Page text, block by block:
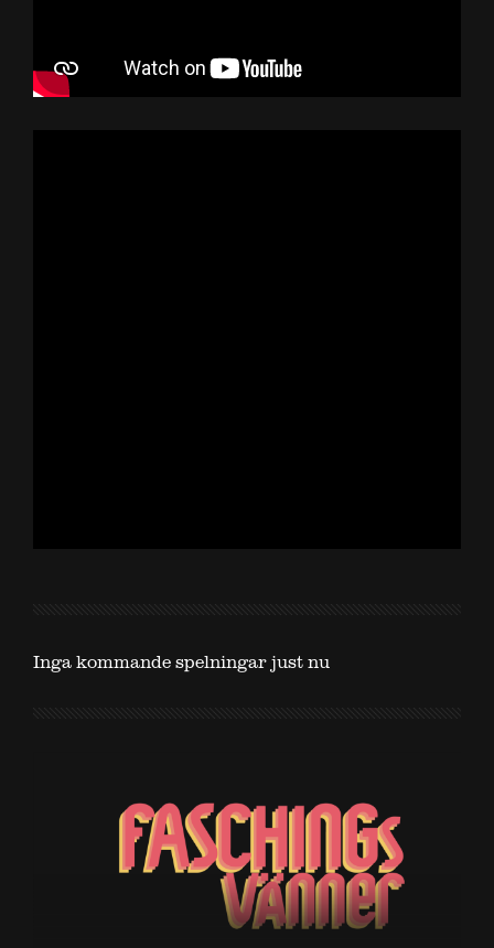
Inga kommande spelningar just nu